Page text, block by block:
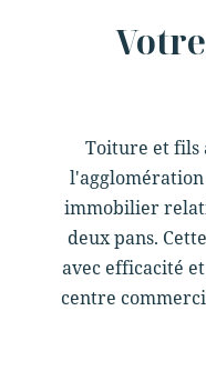
Toiture et fils
l'agglomération
immobilier
deux pans.
avec efficacité
centre